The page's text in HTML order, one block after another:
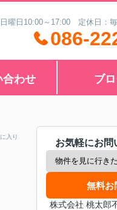
曜日10:00～17:00 定休日：
086-
合わせ ブ
入り
お気軽にお問
無料お
株式会社 桃太郎